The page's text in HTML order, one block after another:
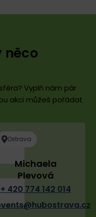
něco
Vyplň nám pár
akci můžeš pořádat
Ostrava
Michaela
Plevová
+ 420 774 142 014